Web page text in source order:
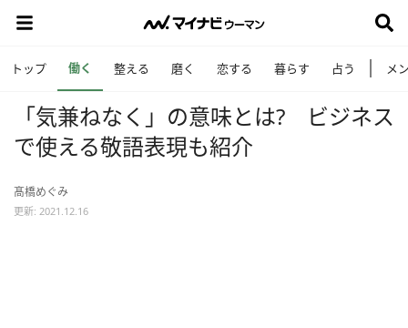
トップ 働く 整える 磨く 恋する 暮らす 占う メ
「気兼ねなく」の意味とは? ビジネス
で使える敬語表現も紹介
髙橋めぐみ
更新: 2021.12.16